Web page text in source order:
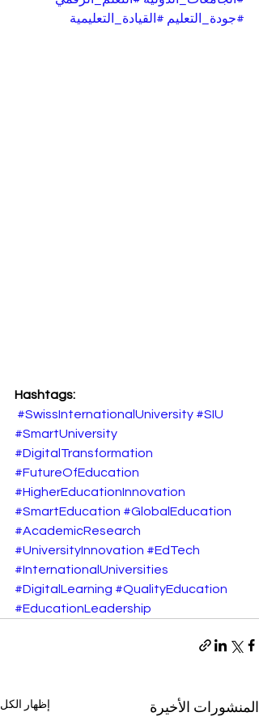
#جودة_التعليم #القيادة_التعليمية
Hashtags:
#SwissInternationalUniversity #SIU
#SmartUniversity
#DigitalTransformation
#FutureOfEducation
#HigherEducationInnovation
#SmartEducation #GlobalEducation
#AcademicResearch
#UniversityInnovation #EdTech
#InternationalUniversities
#DigitalLearning #QualityEducation
#EducationLeadership
المنشورات الأخيرة إظهار الكل